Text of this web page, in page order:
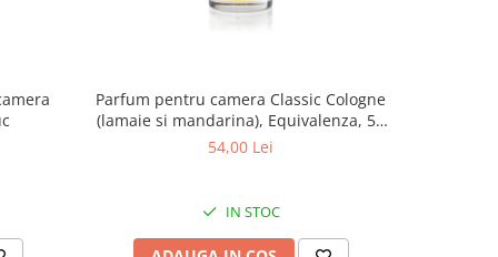
Parfum pentru camera Classic Cologne
(lamaie si mandarina), Equivalenza, 50
ml
54,00 Lei
IN STOC